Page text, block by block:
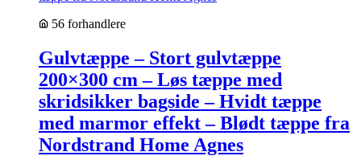
56 forhandlere
Gulvtæppe – Stort gulvtæppe
200×300 cm – Løs tæppe med
skridsikker bagside – Hvidt tæppe
med marmor effekt – Blødt tæppe fra
Nordstrand Home Agnes